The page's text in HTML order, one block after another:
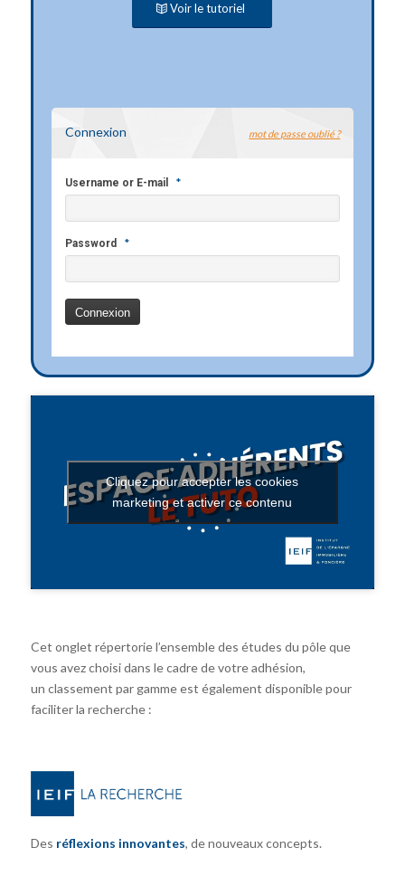
Voir le tutoriel
Connexion mot de passe oublié ?
Username or E-mail *
Password *
Cliquez pour accepter les cookies
marketing et activer ce contenu
Cet onglet répertorie l’ensemble des études du pôle que
vous avez choisi dans le cadre de votre adhésion,
un classement par gamme est également disponible pour
faciliter la recherche :
Des réflexions innovantes, de nouveaux concepts.